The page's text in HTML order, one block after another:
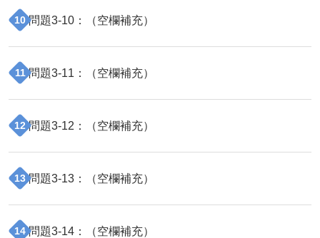
10 問題3-10 ：（空欄補充）
11 問題3-11 ：（空欄補充）
12 問題3-12 ：（空欄補充）
13 問題3-13 ：（空欄補充）
14 問題3-14 ：（空欄補充）